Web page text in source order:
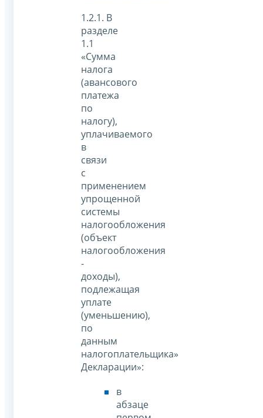
1.2.1. В
разделе
1.1
«Сумма
налога
(авансового
платежа
по
налогу),
уплачиваемого
в
связи
с
применением
упрощенной
системы
налогообложения
(объект
налогообложения
-
доходы),
подлежащая
уплате
(уменьшению),
по
данным
налогоплательщика»
Декларации»:
в
абзаце